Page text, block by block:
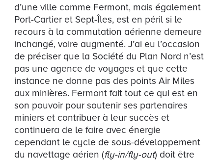
d’une ville comme Fermont, mais également
Port-Cartier et Sept-Îles, est en péril si le
recours à la commutation aérienne demeure
inchangé, voire augmenté. J’ai eu l’occasion
de préciser que la Société du Plan Nord n’est
pas une agence de voyages et que cette
instance ne donne pas des points Air Miles
aux minières. Fermont fait tout ce qui est en
son pouvoir pour soutenir ses partenaires
miniers et contribuer à leur succès et
continuera de le faire avec énergie
cependant le cycle de sous-développement
du navettage aérien (fly-in/fly-out) doit être